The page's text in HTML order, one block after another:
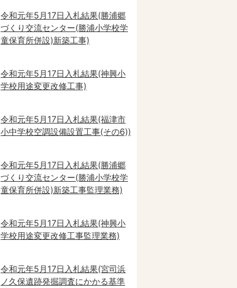
令和元年5月17日入札結果(勝浦郷
づくり交流センター(勝浦小学校学
童保育所併設)新築工事)
令和元年5月17日入札結果(神興小
学校用途変更改修工事)
令和元年5月17日入札結果(福津市
小中学校空調設備設置工事(その6))
令和元年5月17日入札結果(勝浦郷
づくり交流センター(勝浦小学校学
童保育所併設)新築工事監理業務)
令和元年5月17日入札結果(神興小
学校用途変更改修工事監理業務)
令和元年5月17日入札結果(宮司浜
ノ久保遺跡発掘調査にかかる基準